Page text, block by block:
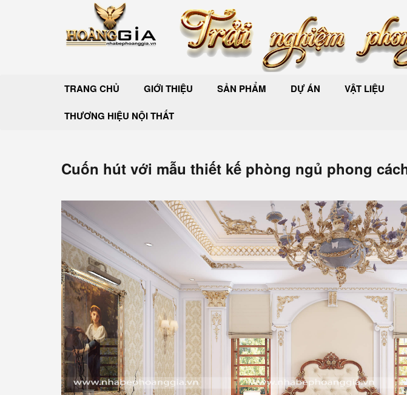
TRANG CHỦ GIỚI THIỆU SẢN PHẨM DỰ ÁN VẬT LIỆU
THƯƠNG HIỆU NỘI THẤT
Cuốn hút với mẫu thiết kế phòng ngủ phong